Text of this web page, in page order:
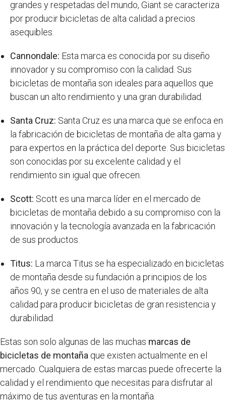
grandes y respetadas del mundo, Giant se caracteriza
por producir bicicletas de alta calidad a precios
asequibles.
Cannondale: Esta marca es conocida por su diseño
innovador y su compromiso con la calidad. Sus
bicicletas de montaña son ideales para aquellos que
buscan un alto rendimiento y una gran durabilidad.
Santa Cruz: Santa Cruz es una marca que se enfoca en
la fabricación de bicicletas de montaña de alta gama y
para expertos en la práctica del deporte. Sus bicicletas
son conocidas por su excelente calidad y el
rendimiento sin igual que ofrecen.
Scott: Scott es una marca líder en el mercado de
bicicletas de montaña debido a su compromiso con la
innovación y la tecnología avanzada en la fabricación
de sus productos.
Titus: La marca Titus se ha especializado en bicicletas
de montaña desde su fundación a principios de los
años 90, y se centra en el uso de materiales de alta
calidad para producir bicicletas de gran resistencia y
durabilidad.
Estas son solo algunas de las muchas marcas de
bicicletas de montaña que existen actualmente en el
mercado. Cualquiera de estas marcas puede ofrecerte la
calidad y el rendimiento que necesitas para disfrutar al
máximo de tus aventuras en la montaña.